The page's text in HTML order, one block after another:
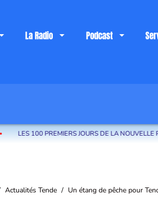
La Radio Podcast
JOURS DE LA NOUVELLE PRÉSIDENCE
Actualités Tende Un étang de pêche pour